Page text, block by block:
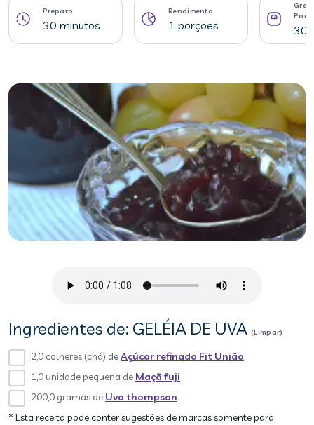
Preparo
30 minutos
Rendimento
1 porçoes
Ingredientes de: GELÉIA DE UVA (Limpar)
2,0 colheres (chá) deAçúcar refinado Fit União
1,0 unidade pequena de Maçã fuji
200,0 gramas de Uva thompson
* Esta receita pode conter sugestões de marcas somente para